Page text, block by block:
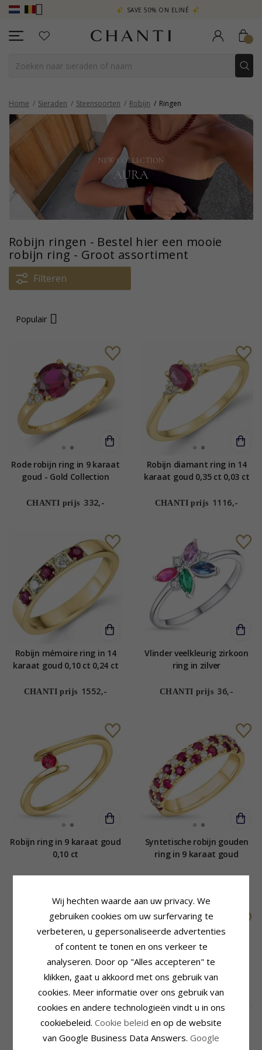
SAVE 50% ON ELINÉ
Home Sieraden Steensoorten Robijn Ringen
Robijn ringen - Bestel hier een mooie
robijn ring - Groot assortiment
Filteren
Populair
Rode robijn ring in 9 karaat
goud - Gold Collection
CHANTI prijs 332,-
Robijn diamant ring in 14
karaat goud 0,35 ct 0,03 ct
CHANTI prijs 1116,-
Robijn mémoire ring in 14
karaat goud 0,10 ct 0,24 ct
CHANTI prijs 1552,-
Vlinder veelkleurig zirkoon
ring in zilver
CHANTI prijs 36,-
Robijn ring in 9 karaat goud
0,10 ct
Syntetische robijn gouden
ring in 9 karaat goud
verguld messing - Lumé
SALE
Rode syntetische robijn
gouden ring in 9 karaat
Wij hechten waarde aan uw privacy. We
gebruiken cookies om uw surfervaring te
verbeteren, u gepersonaliseerde advertenties
of content te tonen en ons verkeer te
analyseren. Door op "Alles accepteren" te
klikken, gaat u akkoord met ons gebruik van
cookies. Meer informatie over ons gebruik van
cookies en andere technologieën vindt u in ons
cookiebeleid. Cookie beleid en op de website
van Google Business Data Answers. Google